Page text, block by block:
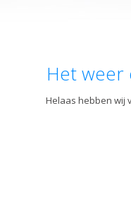
Het weer
Helaas hebben wij